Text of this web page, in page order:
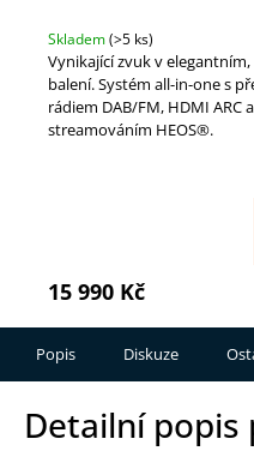
Skladem(>5 ks)
15 990 Kč
Vynikající zvuk v
balení. Systém all-in-one s
rádiem DAB/FM, HDMI ARC
streamováním HEOS®.
Popis Diskuze
Detailní